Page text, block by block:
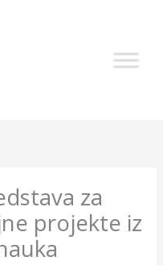
za
projekte iz